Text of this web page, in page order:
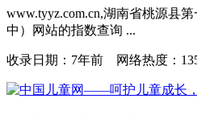
www.tyyz.com.cn,湖南省桃源县
中）网站的指数查询 ...
收录日期： 7年前 网络热度：